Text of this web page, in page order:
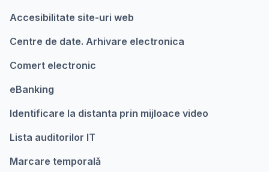
Accesibilitate site-uri web
Centre de date. Arhivare electronica
Comert electronic
eBanking
Identificare la distanta prin mijloace video
Lista auditorilor IT
Marcare temporalǎ